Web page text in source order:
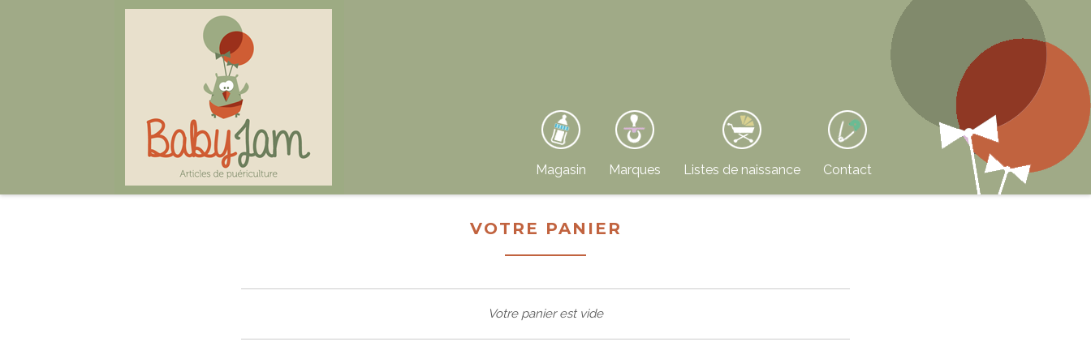
Magasin Marques Listes de naissance Contact
VOTRE PANIER
Votre panier est vide